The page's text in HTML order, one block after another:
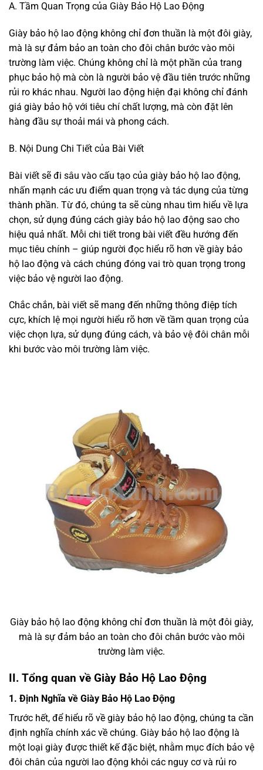
A. Tầm Quan Trọng của Giày Bảo Hộ Lao Động
Giày bảo hộ lao động không chỉ đơn thuần là một đôi giày,
mà là sự đảm bảo an toàn cho đôi chân bước vào môi
trường làm việc. Chúng không chỉ là một phần của trang
phục bảo hộ mà còn là người bảo vệ đầu tiên trước những
rủi ro khác nhau. Người lao động hiện đại không chỉ đánh
giá giày bảo hộ với tiêu chí chất lượng, mà còn đặt lên
hàng đầu sự thoải mái và phong cách.
B. Nội Dung Chi Tiết của Bài Viết
Bài viết sẽ đi sâu vào cấu tạo của giày bảo hộ lao động,
nhấn mạnh các ưu điểm quan trọng và tác dụng của từng
thành phần. Từ đó, chúng ta sẽ cùng nhau tìm hiểu về lựa
chọn, sử dụng đúng cách giày bảo hộ lao động sao cho
hiệu quả nhất. Mỗi chi tiết trong bài viết đều hướng đến
mục tiêu chính – giúp người đọc hiểu rõ hơn về giày bảo
hộ lao động và cách chúng đóng vai trò quan trọng trong
việc bảo vệ người lao động.
Chắc chắn, bài viết sẽ mang đến những thông điệp tích
cực, khích lệ mọi người hiểu rõ hơn về tầm quan trọng của
việc chọn lựa, sử dụng đúng cách, và bảo vệ đôi chân mỗi
khi bước vào môi trường làm việc.
Giày bảo hộ lao động không chỉ đơn thuần là một đôi giày,
mà là sự đảm bảo an toàn cho đôi chân bước vào môi
trường làm việc.
II. Tổng quan về Giày Bảo Hộ Lao Động
1. Định Nghĩa về Giày Bảo Hộ Lao Động
Trước hết, để hiểu rõ về giày bảo hộ lao động, chúng ta cần
định nghĩa chính xác về chúng. Giày bảo hộ lao động là
một loại giày được thiết kế đặc biệt, nhằm mục đích bảo vệ
đôi chân của người lao động khỏi các nguy cơ và rủi ro